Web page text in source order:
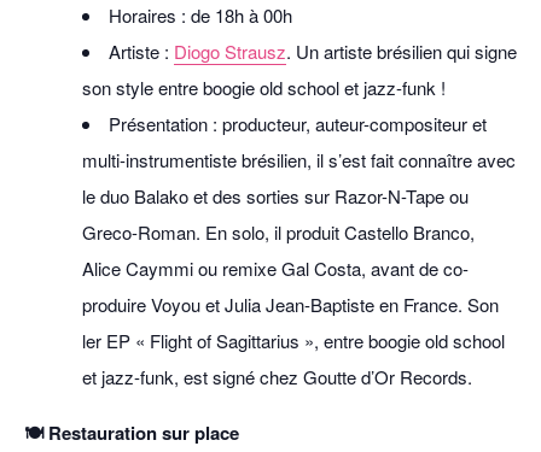
Horaires : de 18h à 00h
Artiste : Diogo Strausz. Un artiste brésilien qui signe
son style entre boogie old school et jazz-funk !
Présentation : producteur, auteur-compositeur et
multi-instrumentiste brésilien, il s’est fait connaître avec
le duo Balako et des sorties sur Razor-N-Tape ou
Greco-Roman. En solo, il produit Castello Branco,
Alice Caymmi ou remixe Gal Costa, avant de co-
produire Voyou et Julia Jean-Baptiste en France. Son
ler EP « Flight of Sagittarius », entre boogie old school
et jazz-funk, est signé chez Goutte d’Or Records.
🍽️ Restauration sur place